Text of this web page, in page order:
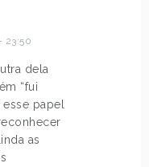
23:50
dela
“fui
papel
as